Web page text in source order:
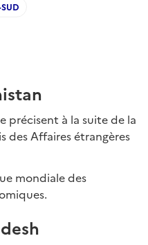
précisent à la suite de la
des Affaires étrangères
mondiale des